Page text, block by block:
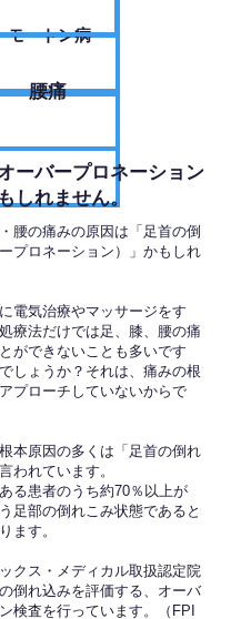
モートン病
腰痛
ーバープロネーション
しれません。
腰の痛みの原因は「足首の倒
プロネーション）」かもしれ
電気治療やマッサージをす
療法だけでは足、膝、腰の痛
ができないことも多いです
しょうか？それは、痛みの根
プローチしていないからで
本原因の多くは「足首の倒れ
われています。
る患者のうち約70％以上が
足部の倒れこみ状態であると
ます。
クス・メディカル取扱認定院
倒れ込みを評価する、オーバ
検査を行っています。（FPI